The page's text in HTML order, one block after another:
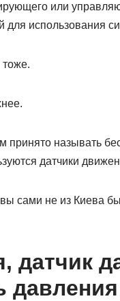
или
для использования
тоже.
принято называть
датчики
сами не из Киева
датчик